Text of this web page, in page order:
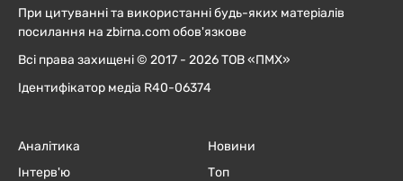
При цитуванні та використанні будь-яких матеріалів
посилання на zbirna.com обов'язкове
Всі права захищені © 2017 - 2026 ТОВ «ПМХ»
Ідентифікатор медіа R40-06374
Аналітика
Інтерв'ю
Новини
Топ